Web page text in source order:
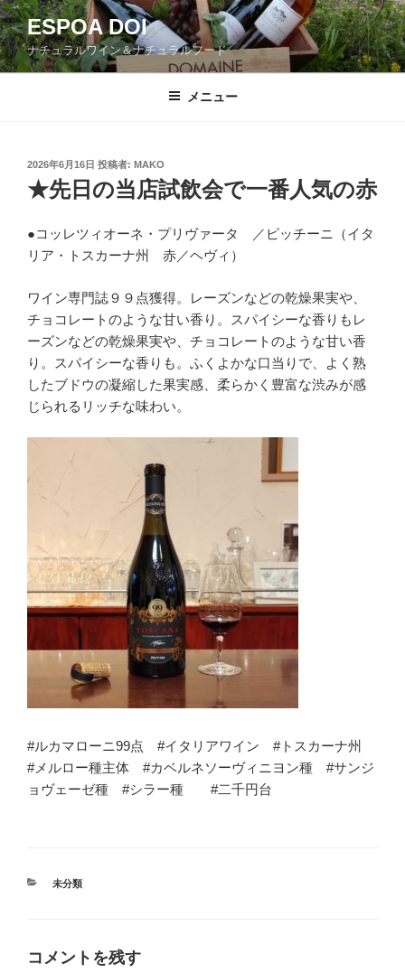
コ
ン
テ
ン
ESPOA DOI
ナチュラルワイン＆ナチュラルフード
メニュー
投
日:
2026年6月16日 投稿者: MAKO
★先日の当店試飲会で一番人気の赤
●コッレツィオーネ・プリヴァータ ／ピッチーニ（イタ
リア・トスカーナ州 赤／ヘヴィ）
ワイン専門誌９９点獲得。レーズンなどの乾燥果実や、
チョコレートのような甘い香り。スパイシーな香りもレ
ーズンなどの乾燥果実や、チョコレートのような甘い香
り。スパイシーな香りも。ふくよかな口当りで、よく熟
したブドウの凝縮した果実感、柔らかく豊富な渋みが感
じられるリッチな味わい。
#ルカマローニ99点 #イタリアワイン #トスカーナ州
#メルロー種主体 #カベルネソーヴィニヨン種 #サンジ
ョヴェーゼ種 #シラー種 #二千円台
カ
ー
未分類
コメントを残す